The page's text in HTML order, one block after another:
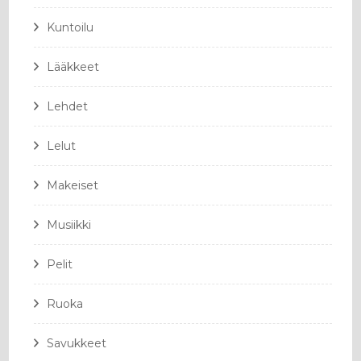
Kuntoilu
Lääkkeet
Lehdet
Lelut
Makeiset
Musiikki
Pelit
Ruoka
Savukkeet